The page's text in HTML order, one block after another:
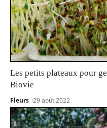
Les petits plateaux pour
Biovie
Fleurs 29 août 2022